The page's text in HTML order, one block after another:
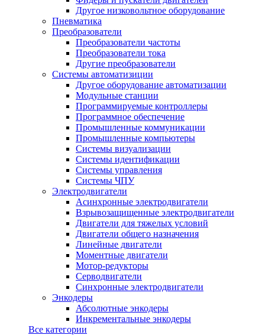
Другое низковольтное оборудование
Пневматика
Преобразователи
Преобразователи частоты
Преобразователи тока
Другие преобразователи
Системы автоматизиции
Другое оборудование автоматизации
Модульные станции
Программируемые контроллеры
Программное обеспечение
Промышленные коммуникации
Промышленные компьютеры
Системы визуализации
Системы идентификации
Системы управления
Системы ЧПУ
Электродвигатели
Асинхронные электродвигатели
Взрывозащищенные электродвигатели
Двигатели для тяжелых условий
Двигатели общего назначения
Линейные двигатели
Моментные двигатели
Мотор-редукторы
Серводвигатели
Синхронные электродвигатели
Энкодеры
Абсолютные энкодеры
Инкрементальные энкодеры
Все категории